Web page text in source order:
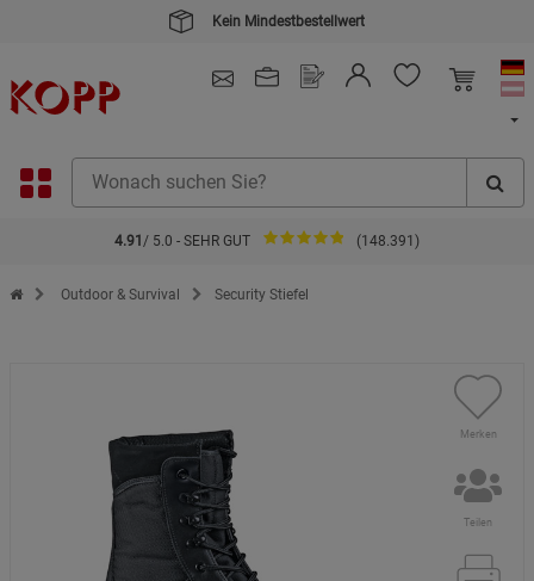
Kein Mindestbestellwert
4.91 / 5.0 - SEHR GUT (148.391)
Zur Startseite des Kopp Verlag Online-Shop
Outdoor & Survival Security Stiefel
Merken
Teilen